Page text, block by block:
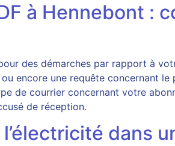
à Hennebont :
des démarches par rapport à
encore une requête concernant
de courrier concernant votre
de réception.
dans